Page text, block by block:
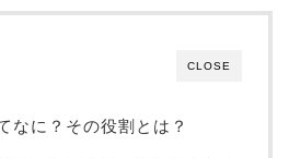
CLOSE
なに？その役割とは？